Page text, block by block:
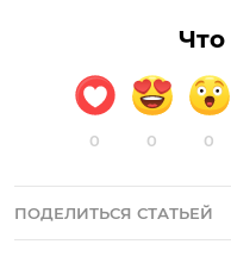
Что
0 0 0
ПОДЕЛИТЬСЯ СТАТЬЕЙ